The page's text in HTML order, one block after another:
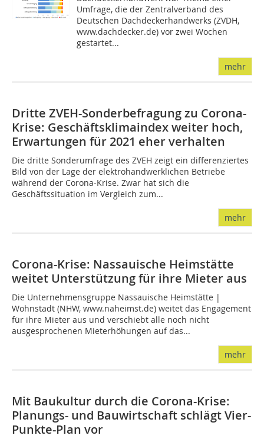
Umfrage, die der Zentralverband des
Deutschen Dachdeckerhandwerks (ZVDH,
www.dachdecker.de) vor zwei Wochen
gestartet...
mehr
Dritte ZVEH-Sonderbefragung zu Corona-
Krise: Geschäftsklimaindex weiter hoch,
Erwartungen für 2021 eher verhalten
Die dritte Sonderumfrage des ZVEH zeigt ein differenziertes
Bild von der Lage der elektrohandwerklichen Betriebe
während der Corona-Krise. Zwar hat sich die
Geschäftssituation im Vergleich zum...
mehr
Corona-Krise: Nassauische Heimstätte
weitet Unterstützung für ihre Mieter aus
Die Unternehmensgruppe Nassauische Heimstätte |
Wohnstadt (NHW, www.naheimst.de) weitet das Engagement
für ihre Mieter aus und verschiebt alle noch nicht
ausgesprochenen Mieterhöhungen auf das...
mehr
Mit Baukultur durch die Corona-Krise:
Planungs- und Bauwirtschaft schlägt Vier-
Punkte-Plan vor